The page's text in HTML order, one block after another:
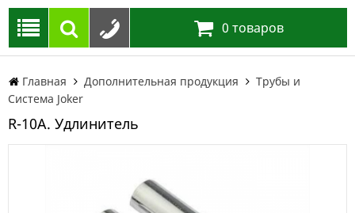
0 товаров
Главная Дополнительная продукция
Трубы и
Система Joker
R-10А. Удлинитель